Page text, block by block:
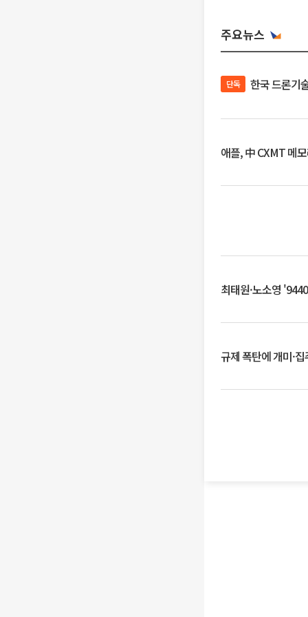
주요뉴스
단독 한국 드론기
애플, 中 CXMT 메
최태원·노소영
규제 폭탄에 개미·